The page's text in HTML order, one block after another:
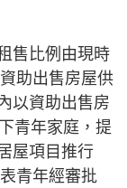
售比例由現時
助出售房屋供
以資助出售房
青年家庭，提
屋項目推行
青年經審批